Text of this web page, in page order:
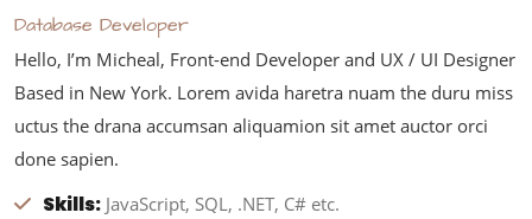
Database Developer
Hello, I’m Micheal, Front-end Developer and UX / UI Designer
Based in New York. Lorem avida haretra nuam the duru miss
uctus the drana accumsan aliquamion sit amet auctor orci
done sapien.
Skills: JavaScript, SQL, .NET, C# etc.